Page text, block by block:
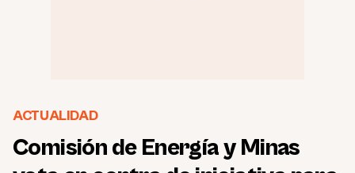
ACTUALIDAD
Comisión de Energía y Minas